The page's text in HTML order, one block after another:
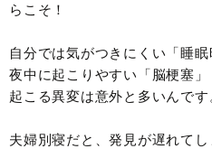
らこそ！
自分では気がつきにくい「睡
夜中に起こりやすい「脳梗塞
起こる異変は意外と多いんです
夫婦別寝だと、発見が遅れて